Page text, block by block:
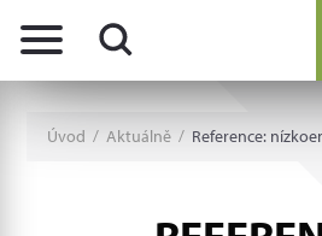
Úvod / Aktuálně / Reference: